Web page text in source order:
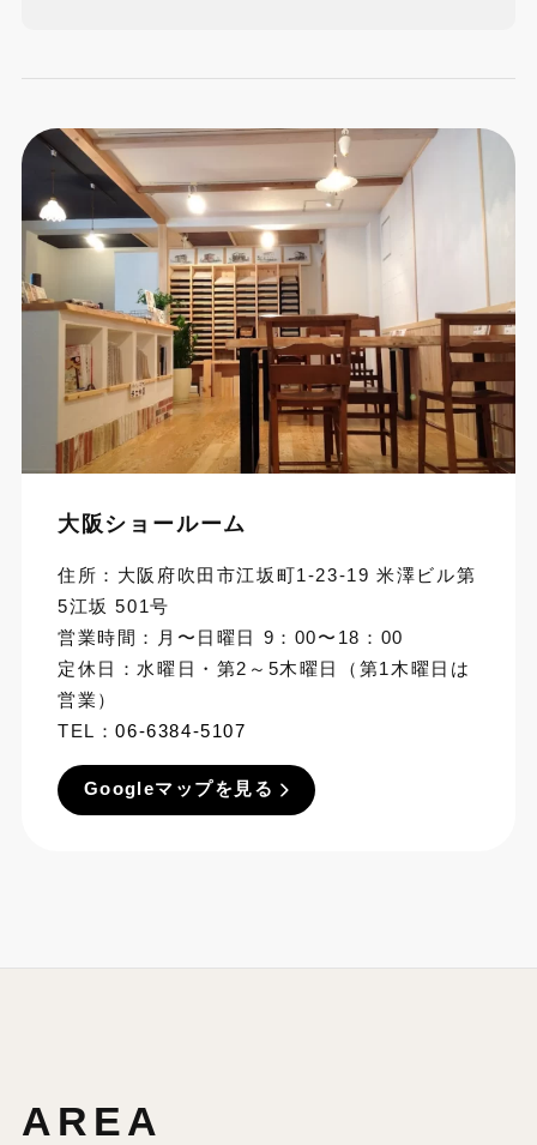
大阪ショールーム
住所：大阪府吹田市江坂町1-23-19 米澤ビル第
5江坂 501号
営業時間：月〜日曜日 9：00〜18：00
定休日：水曜日・第2～5木曜日（第1木曜日は
営業）
TEL：06-6384-5107
Googleマップを見る
AREA